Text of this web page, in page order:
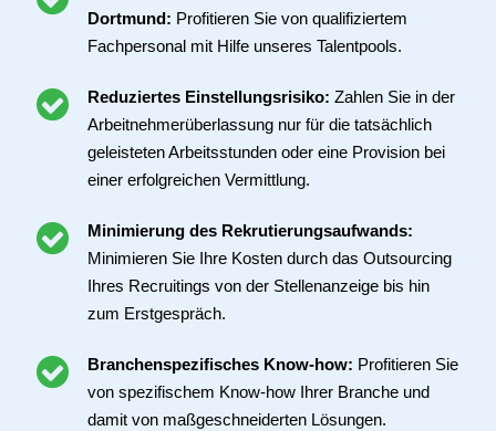
Dortmund: Profitieren Sie von qualifiziertem
Fachpersonal mit Hilfe unseres Talentpools.
Reduziertes Einstellungsrisiko: Zahlen Sie in der
Arbeitnehmerüberlassung nur für die tatsächlich
geleisteten Arbeitsstunden oder eine Provision bei
einer erfolgreichen Vermittlung.
Minimierung des Rekrutierungsaufwands:
Minimieren Sie Ihre Kosten durch das Outsourcing
Ihres Recruitings von der Stellenanzeige bis hin
zum Erstgespräch.
Branchenspezifisches Know-how: Profitieren Sie
von spezifischem Know-how Ihrer Branche und
damit von maßgeschneiderten Lösungen.